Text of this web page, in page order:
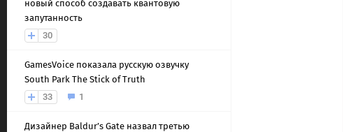
новый способ создавать квантовую
запутанность
30
GamesVoice показала русскую озвучку
South Park The Stick of Truth
33
1
Дизайнер Baldur’s Gate назвал третью